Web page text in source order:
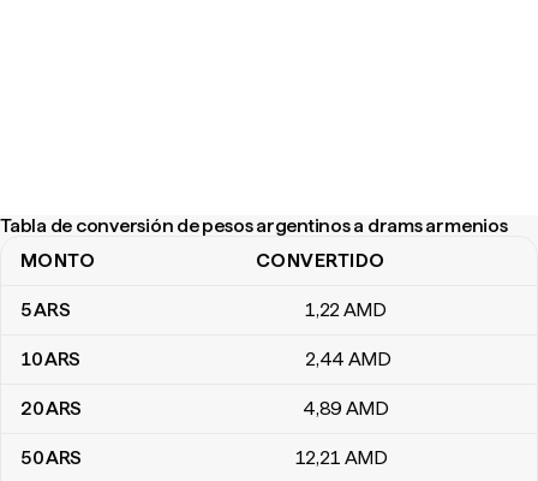
Tabla de conversión de pesos argentinos a drams armenios
Tabla de conversión de pesos argentinos a drams armenios
MONTO CONVERTIDO
5ARS 1,22AMD
10ARS 2,44 AMD
20ARS 4,89 AMD
50ARS 12,21 AMD